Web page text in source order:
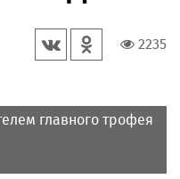
2235
главного трофея